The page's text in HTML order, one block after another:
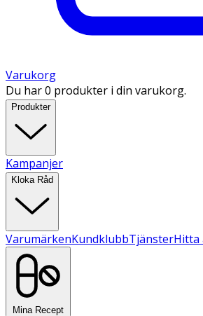
Varukorg
Du har 0 produkter i din varukorg.
Produkter
Kampanjer
Kloka Råd
VarumärkenKundklubbTjänsterHitta
Mina Recept